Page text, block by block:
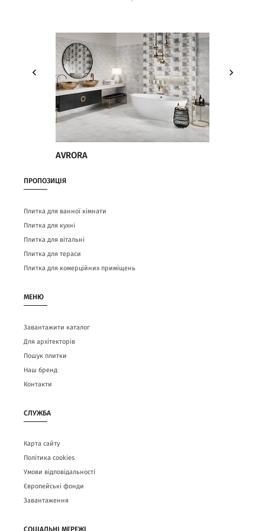
AVRORA
ПРОПОЗИЦІЯ
Плитка для ванної кімнати
Плитка для кухні
Плитка для вітальні
Плитка для тераси
Плитка для комерційних приміщень
МЕНЮ
Завантажити каталог
Для архітекторів
Пошук плитки
Наш бренд
Контакти
СЛУЖБА
Карта сайту
Політика cookies
Умови відповідальності
Європейські фонди
Завантаження
СОЦІАЛЬНІ МЕРЕЖІ